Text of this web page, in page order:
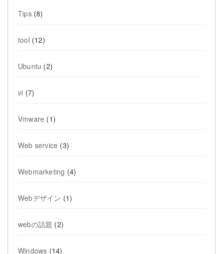
Tips(8)
tool (12)
Ubuntu (2)
vi (7)
Vmware (1)
Web service (3)
Webmarketing (4)
Webデザイン (1)
webの話題 (2)
Windows (14)